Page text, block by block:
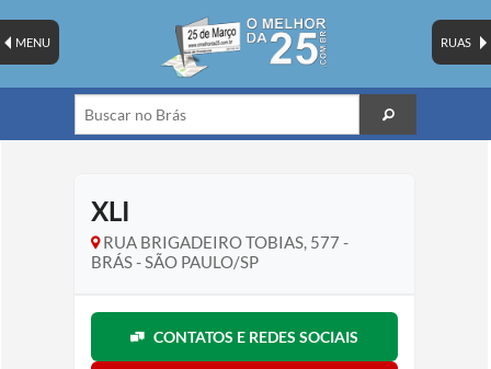
RUAS
MENU
XLI
RUA BRIGADEIRO TOBIAS, 577 -
BRÁS - SÃO PAULO/SP
CONTATOS E REDES SOCIAIS